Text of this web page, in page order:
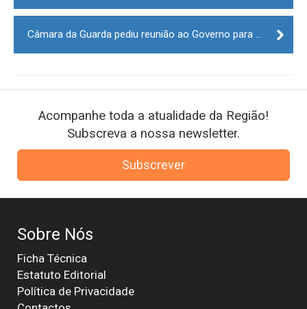
Acompanhe toda a atualidade da Região!
Subscreva a nossa newsletter.
Subscrever
Sobre Nós
Ficha Técnica
Estatuto Editorial
Política de Privacidade